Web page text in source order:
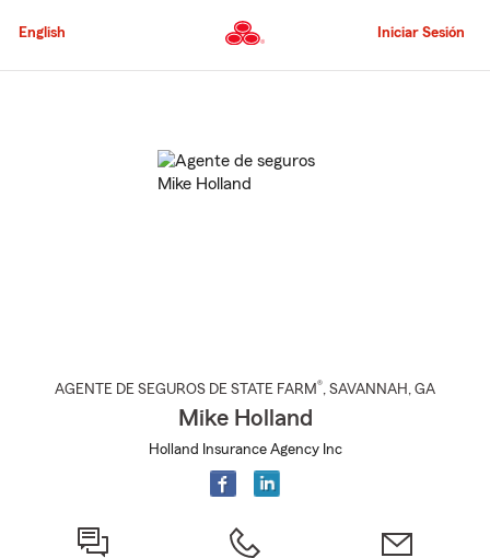
al
principal
English Iniciar Sesión
AGENTE DE SEGUROS DE STATE FARM®, SAVANNAH , GA
Mike Holland
Holland Insurance Agency Inc